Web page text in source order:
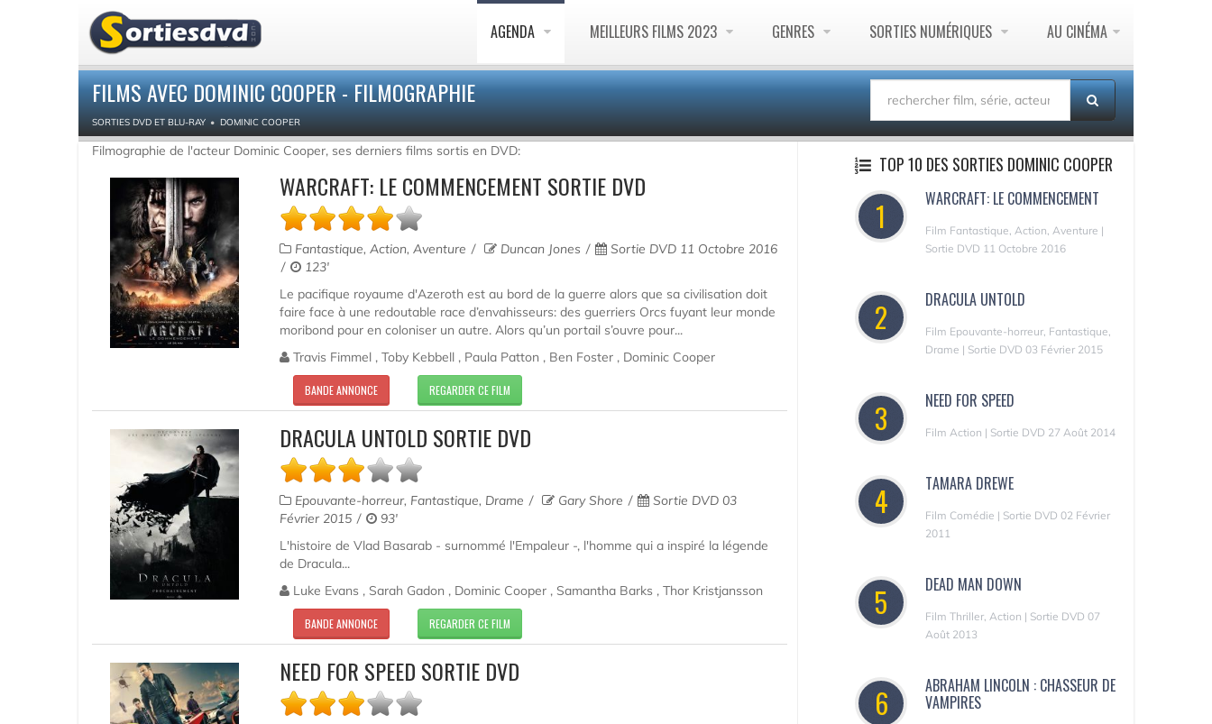
AGENDA MEILLEURS FILMS 2023 GENRES SORTIES NUMÉRIQUES AU CINÉMA
FILMS AVEC DOMINIC COOPER - FILMOGRAPHIE
SORTIES DVD ET BLU-RAY DOMINIC COOPER
Filmographie de l'acteur Dominic Cooper, ses derniers films sortis en DVD:
WARCRAFT: LE COMMENCEMENT SORTIE DVD
Fantastique, Action, Aventure Duncan Jones
Sortie DVD 11 Octobre 2016
123'
Le pacifique royaume d'Azeroth est au bord de la guerre alors que sa civilisation doit
faire face à une redoutable race d’envahisseurs: des guerriers Orcs fuyant leur monde
moribond pour en coloniser un autre. Alors qu’un portail s’ouvre pour...
Travis Fimmel , Toby Kebbell , Paula Patton , Ben Foster , Dominic Cooper
BANDE ANNONCE REGARDER CE FILM
DRACULA UNTOLD SORTIE DVD
Epouvante-horreur, Fantastique, Drame Gary Shore
Sortie DVD 03
Février 2015
93'
L'histoire de Vlad Basarab - surnommé l'Empaleur -, l'homme qui a inspiré la légende
de Dracula...
Luke Evans , Sarah Gadon , Dominic Cooper , Samantha Barks , Thor Kristjansson
BANDE ANNONCE REGARDER CE FILM
NEED FOR SPEED SORTIE DVD
TOP 10 DES SORTIES DOMINIC COOPER
1 WARCRAFT: LE COMMENCEMENT
Film Fantastique, Action, Aventure |
Sortie DVD 11 Octobre 2016
2 DRACULA UNTOLD
Film Epouvante-horreur, Fantastique,
Drame | Sortie DVD 03 Février 2015
3 NEED FOR SPEED
Film Action | Sortie DVD 27 Août 2014
4 TAMARA DREWE
Film Comédie | Sortie DVD 02 Février
2011
5 DEAD MAN DOWN
Film Thriller, Action | Sortie DVD 07
Août 2013
6 ABRAHAM LINCOLN : CHASSEUR DE
VAMPIRES